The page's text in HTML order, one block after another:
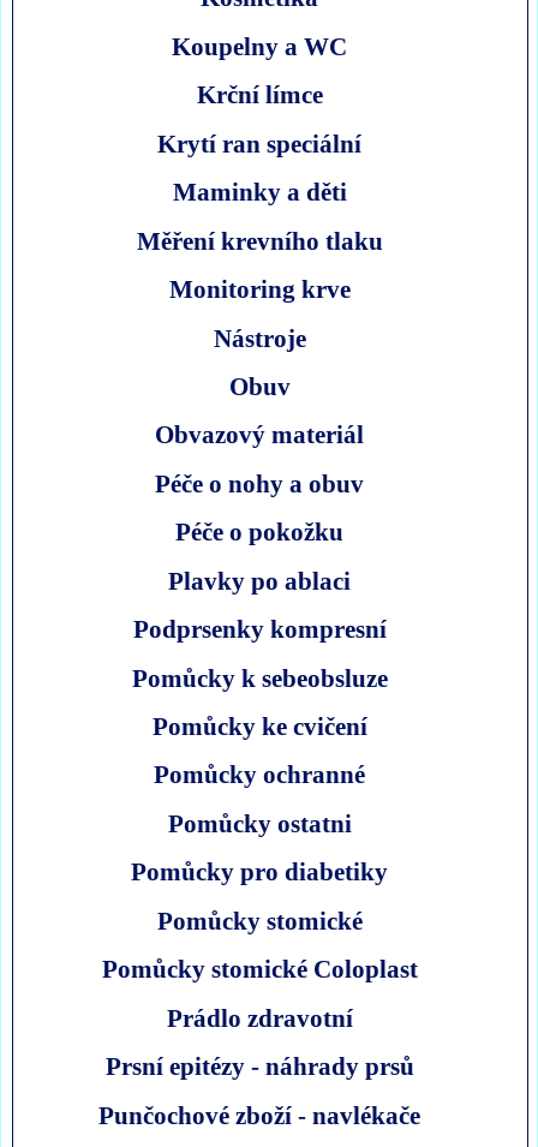
Koupelny a WC
Krční límce
Krytí ran speciální
Maminky a děti
Měření krevního tlaku
Monitoring krve
Nástroje
Obuv
Obvazový materiál
Péče o nohy a obuv
Péče o pokožku
Plavky po ablaci
Podprsenky kompresní
Pomůcky k sebeobsluze
Pomůcky ke cvičení
Pomůcky ochranné
Pomůcky ostatni
Pomůcky pro diabetiky
Pomůcky stomické
Pomůcky stomické Coloplast
Prádlo zdravotní
Prsní epitézy - náhrady prsů
Punčochové zboží - navlékače